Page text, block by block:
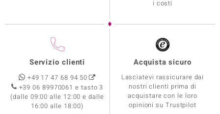
i costi
Servizio clienti
+49 17 47 68 94 50
+39 06 89970061 e tasto 3
(dalle 09:00 alle 12:00 e dalle
16:00 alle 18:00)
Acquista sicuro
Lasciatevi rassicurare dai
nostri clienti prima di
acquistare con le loro
opinioni su Trustpilot